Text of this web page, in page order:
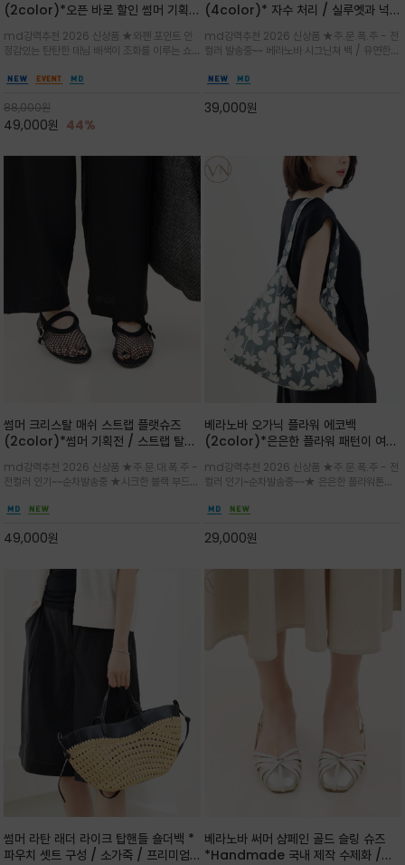
(2color)*오픈 바로 할인 썸머 기획
말 모임룩, 여행룩까지 ~
md강력추천 2026 신상품 ★와펜 포인트 안
정감있는 탄탄한 데님 배색이 조화를 이루는 쇼
클래식한 네이비·아이보리 스트라이프와 산뜻한
88,000원
49,000원 44%
(4color)* 자수 처리 / 실루엣과 넉넉
셜 숄더백
md강력추천 2026 신상품 ★주.문.폭.주 - 전
컬러 발송중~~ 베라노바 시그닌쳐 백 / 유연한
설계로 어깨의 피로도를 낮춰 편안한 착용/가볍
리 숄더백
39,000원
썸머 크리스탈 매쉬 스트랩 플랫슈즈
(2color)*썸머 기획전 / 스트랩 탈착
세한 메쉬 짜임 위로 은은하게 반짝이는
크리스탈 디테일을 더한 플랫슈즈
md강력추천 2026 신상품 ★주.문.대.폭.주 -
전컬러 인기~~순차발송중 ★시크한 블랙 부드러
하게 좋으며 가볍고 시원해 데일리 만능 아이템 /
49,000원
베라노바 오가닉 플라워 에코백
(2color)*은은한 플라워 패턴이 여름
코백
md강력추천 2026 신상품 ★주.문.폭.주 - 전
컬러 인기~순차발송중~~★ 은은한 플라워톤이
고급스럽게 내추럴한 감성의 천연 오가닉 코튼소
해져 완성
29,000원
썸머 라탄 래더 라이크 탑핸들 숄더백 *
파우치 셋트 구성 / 소가죽 / 프리미엄
베라노바 써머 샴페인 골드 슬링 슈즈
*Handmade 국내 제작 수제화 /은